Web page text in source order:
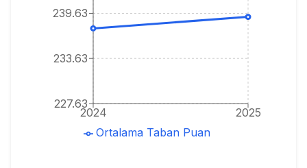
2024 2025
227.63
233.63
239.63
Ortalama Taban Puan